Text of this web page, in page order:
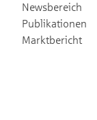
Newsbereich
Publikationen
Marktbericht